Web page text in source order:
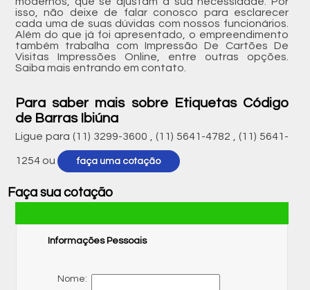
isso, não deixe de falar conosco para esclarecer
cada uma de suas dúvidas com nossos funcionários.
Além do que já foi apresentado, o empreendimento
também trabalha com Impressão De Cartões De
Visitas Impressões Online, entre outras opções.
Saiba mais entrando em contato.
Para saber mais sobre Etiquetas Código
de Barras Ibiúna
Ligue para (11) 3299-3600 ,(11) 5641-4782 ,(11) 5641-
1254 ou faça uma cotação
Faça sua cotação
Informações Pessoais
Nome: